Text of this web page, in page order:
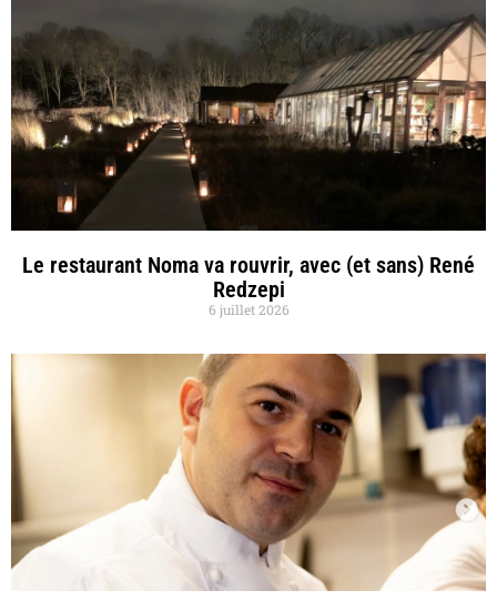
Le restaurant Noma va rouvrir, avec (et sans) René
Redzepi
6 juillet 2026